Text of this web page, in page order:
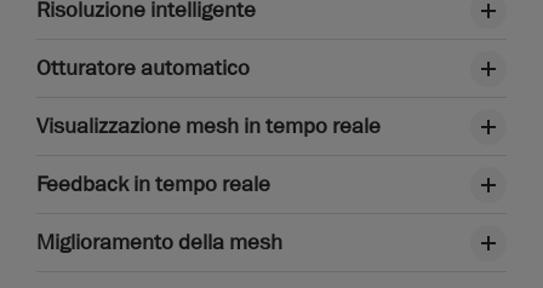
Risoluzione intelligente
Otturatore automatico
Visualizzazione mesh in tempo reale
Feedback in tempo reale
Miglioramento della mesh